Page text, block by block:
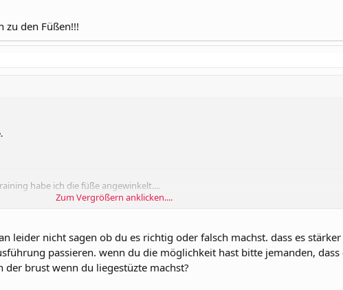
zu den Füßen!!!
habe ich die füße angewinkelt....
schultern mehr als in der brust :roll:
anliegen und strecke sie nie ganz durch , aber vlt sollte ich sie mehr vor- oder
Zum Vergrößern anklicken....
leider nicht sagen ob du es richtig oder falsch machst. dass es
passieren. wenn du die möglichkeit hast bitte jemanden,
brust wenn du liegestüzte machst?